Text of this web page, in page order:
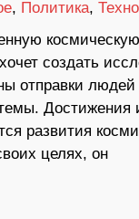
, Политика,
создать
отправки
Достижения
развития
целях, он